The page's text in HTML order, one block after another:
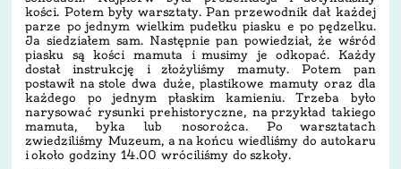
kości. Potem były warsztaty. Pan przewodnik dał każdej
parze po jednym wielkim pudełku piasku e po pędzelku.
Ja siedziałem sam. Następnie pan powiedział, że wśród
piasku są kości mamuta i musimy je odkopać. Każdy
dostał instrukcję i złożyliśmy mamuty. Potem pan
postawił na stole dwa duże, plastikowe mamuty oraz dla
każdego po jednym płaskim kamieniu. Trzeba było
narysować rysunki prehistoryczne, na przykład takiego
mamuta, byka lub nosorożca. Po warsztatach
zwiedziliśmy Muzeum, a na końcu wiedliśmy do autokaru
i około godziny 14.00 wróciliśmy do szkoły.